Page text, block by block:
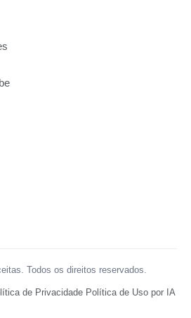
Todos os direitos reservados.
de Privacidade Política de Uso por IA